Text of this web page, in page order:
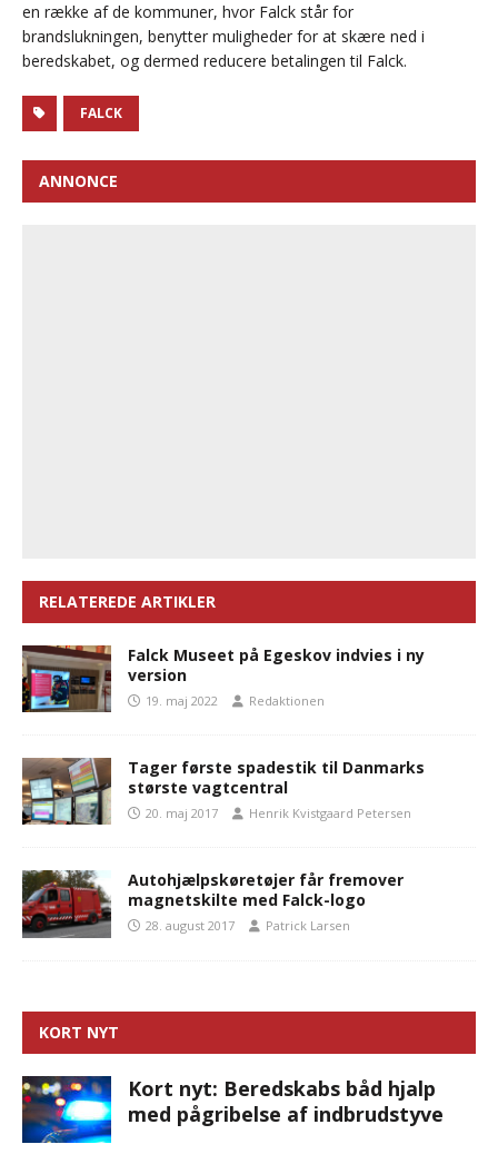
en række af de kommuner, hvor Falck står for
brandslukningen, benytter muligheder for at skære ned i
beredskabet, og dermed reducere betalingen til Falck.
FALCK
ANNONCE
RELATEREDE ARTIKLER
Falck Museet på Egeskov indvies i ny
version
19. maj 2022 Redaktionen
Tager første spadestik til Danmarks
største vagtcentral
20. maj 2017 Henrik Kvistgaard Petersen
Autohjælpskøretøjer får fremover
magnetskilte med Falck-logo
28. august 2017 Patrick Larsen
KORT NYT
Kort nyt: Beredskabs båd hjalp
med pågribelse af indbrudstyve